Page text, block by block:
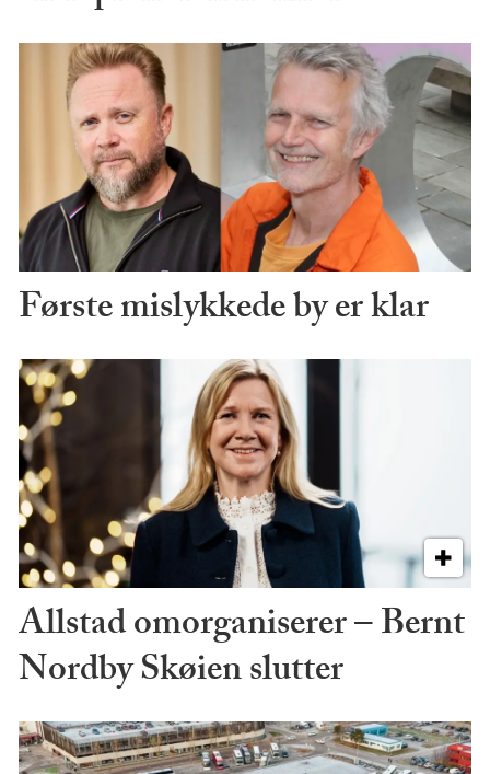
Første mislykkede by er klar
Allstad omorganiserer – Bernt
Nordby Skøien slutter